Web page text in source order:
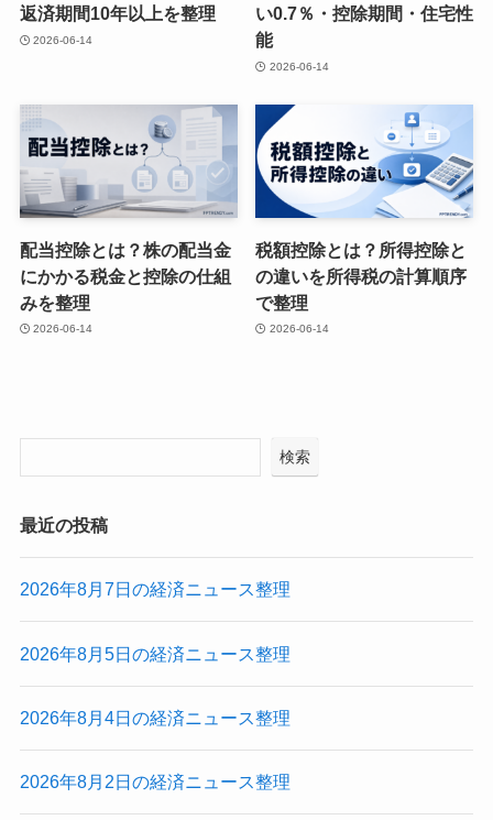
返済期間10年以上を整理
2026-06-14
い0.7％・控除期間・住宅性
能
2026-06-14
配当控除とは？株の配当金
にかかる税金と控除の仕組
みを整理
2026-06-14
税額控除とは？所得控除と
の違いを所得税の計算順序
で整理
2026-06-14
検索
最近の投稿
2026年8月7日の経済ニュース整理
2026年8月5日の経済ニュース整理
2026年8月4日の経済ニュース整理
2026年8月2日の経済ニュース整理